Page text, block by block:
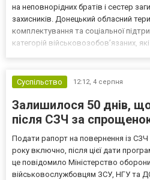
на неповнорідних братів і сестер
захисників. Донецький обласний
комплектування та соціальної
категорій військовозобов’язаних,
Суспільство
12:12, 4 серпня
Залишилося 50 днів,
після СЗЧ за
Подати рапорт на повернення із
року включно, після цієї дати
це повідомило Міністерство
військовослужбовцям ЗСУ, НГУ та